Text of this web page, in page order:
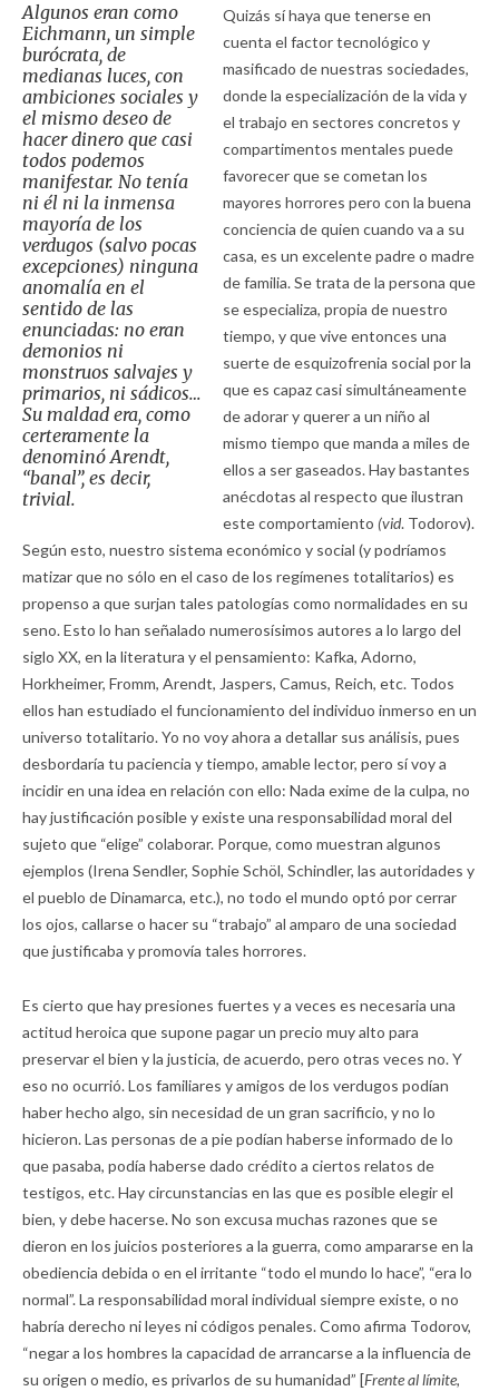
Algunos eran como
Eichmann, un simple
burócrata, de
medianas luces, con
ambiciones sociales y
el mismo deseo de
hacer dinero que casi
todos podemos
manifestar. No tenía
ni él ni la inmensa
mayoría de los
verdugos (salvo pocas
excepciones) ninguna
anomalía en el
sentido de las
enunciadas: no eran
demonios ni
monstruos salvajes y
primarios, ni sádicos…
Su maldad era, como
certeramente la
denominó Arendt,
“banal”, es decir,
trivial.
Quizás sí haya que tenerse en
cuenta el factor tecnológico y
masificado de nuestras sociedades,
donde la especialización de la vida y
el trabajo en sectores concretos y
compartimentos mentales puede
favorecer que se cometan los
mayores horrores pero con la buena
conciencia de quien cuando va a su
casa, es un excelente padre o madre
de familia. Se trata de la persona que
se especializa, propia de nuestro
tiempo, y que vive entonces una
suerte de esquizofrenia social por la
que es capaz casi simultáneamente
de adorar y querer a un niño al
mismo tiempo que manda a miles de
ellos a ser gaseados. Hay bastantes
anécdotas al respecto que ilustran
este comportamiento (vid. Todorov).
Según esto, nuestro sistema económico y social (y podríamos
matizar que no sólo en el caso de los regímenes totalitarios) es
propenso a que surjan tales patologías como normalidades en su
seno. Esto lo han señalado numerosísimos autores a lo largo del
siglo XX, en la literatura y el pensamiento: Kafka, Adorno,
Horkheimer, Fromm, Arendt, Jaspers, Camus, Reich, etc. Todos
ellos han estudiado el funcionamiento del individuo inmerso en un
universo totalitario. Yo no voy ahora a detallar sus análisis, pues
desbordaría tu paciencia y tiempo, amable lector, pero sí voy a
incidir en una idea en relación con ello: Nada exime de la culpa, no
hay justificación posible y existe una responsabilidad moral del
sujeto que “elige” colaborar. Porque, como muestran algunos
ejemplos (Irena Sendler, Sophie Schöl, Schindler, las autoridades y
el pueblo de Dinamarca, etc.), no todo el mundo optó por cerrar
los ojos, callarse o hacer su “trabajo” al amparo de una sociedad
que justificaba y promovía tales horrores.
Es cierto que hay presiones fuertes y a veces es necesaria una
actitud heroica que supone pagar un precio muy alto para
preservar el bien y la justicia, de acuerdo, pero otras veces no. Y
eso no ocurrió. Los familiares y amigos de los verdugos podían
haber hecho algo, sin necesidad de un gran sacrificio, y no lo
hicieron. Las personas de a pie podían haberse informado de lo
que pasaba, podía haberse dado crédito a ciertos relatos de
testigos, etc. Hay circunstancias en las que es posible elegir el
bien, y debe hacerse. No son excusa muchas razones que se
dieron en los juicios posteriores a la guerra, como ampararse en la
obediencia debida o en el irritante “todo el mundo lo hace”, “era lo
normal”. La responsabilidad moral individual siempre existe, o no
habría derecho ni leyes ni códigos penales. Como afirma Todorov,
“negar a los hombres la capacidad de arrancarse a la influencia de
su origen o medio, es privarlos de su humanidad” [Frente al límite,